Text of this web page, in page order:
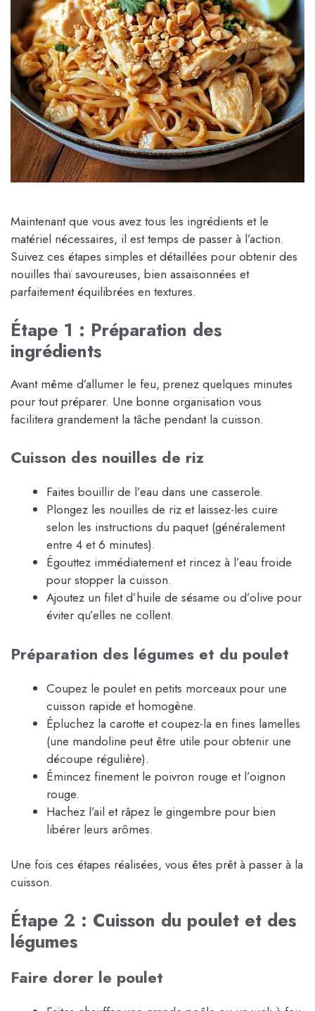
Maintenant que vous avez tous les ingrédients et le
matériel nécessaires, il est temps de passer à l’action.
Suivez ces étapes simples et détaillées pour obtenir des
nouilles thaï savoureuses, bien assaisonnées et
parfaitement équilibrées en textures.
Étape 1 : Préparation des
ingrédients
Avant même d’allumer le feu, prenez quelques minutes
pour tout préparer. Une bonne organisation vous
facilitera grandement la tâche pendant la cuisson.
Cuisson des nouilles de riz
Faites bouillir de l’eau dans une casserole.
Plongez les nouilles de riz et laissez-les cuire
selon les instructions du paquet (généralement
entre 4 et 6 minutes).
Égouttez immédiatement et rincez à l’eau froide
pour stopper la cuisson.
Ajoutez un filet d’huile de sésame ou d’olive pour
éviter qu’elles ne collent.
Préparation des légumes et du poulet
Coupez le poulet en petits morceaux pour une
cuisson rapide et homogène.
Épluchez la carotte et coupez-la en fines lamelles
(une mandoline peut être utile pour obtenir une
découpe régulière).
Émincez finement le poivron rouge et l’oignon
rouge.
Hachez l’ail et râpez le gingembre pour bien
libérer leurs arômes.
Une fois ces étapes réalisées, vous êtes prêt à passer à la
cuisson.
Étape 2 : Cuisson du poulet et des
légumes
Faire dorer le poulet